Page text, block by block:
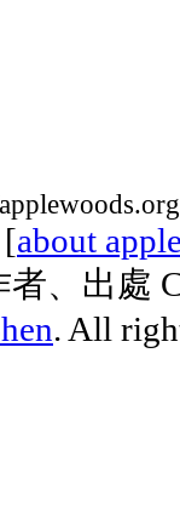
about
、出處
. All